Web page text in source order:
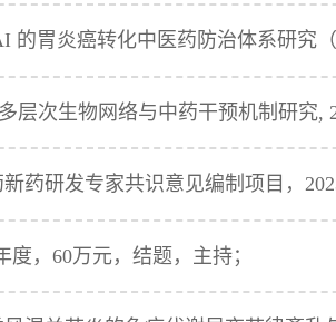
胃炎癌转化中医药防治体系研究（
次生物网络与中药干预机制研究,
研发专家共识意见编制项目，
，60万元，结题，主持；